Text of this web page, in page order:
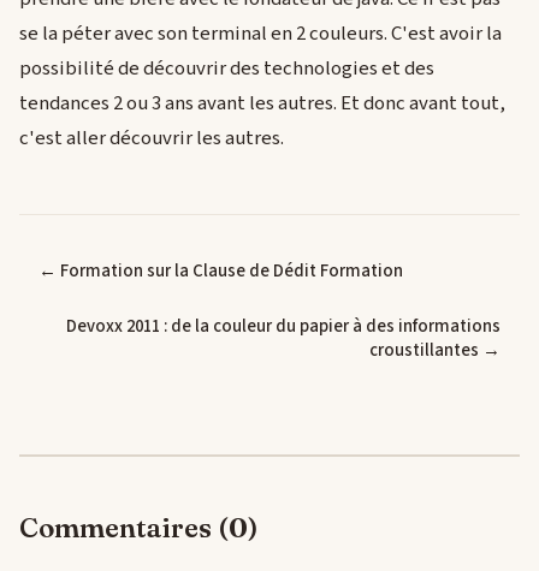
se la péter avec son terminal en 2 couleurs. C'est avoir la
possibilité de découvrir des technologies et des
tendances 2 ou 3 ans avant les autres. Et donc avant tout,
c'est aller découvrir les autres.
← Formation sur la Clause de Dédit Formation
Devoxx 2011 : de la couleur du papier à des informations
croustillantes →
Commentaires (0)